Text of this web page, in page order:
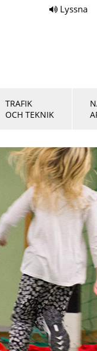
Lyssna
TRAFIK
OCH TEKNIK